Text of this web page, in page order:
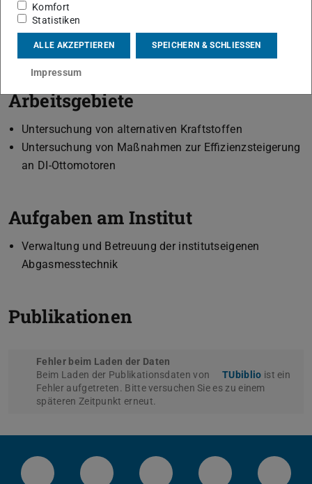
Mitarbeiter am Institut für Verbrennungskraftmaschinen
und Fahrzeugantriebe seit Januar 2019.
Arbeitsgebiete
Untersuchung von alternativen Kraftstoffen
Untersuchung von Maßnahmen zur Effizienzsteigerung
an DI-Ottomotoren
Aufgaben am Institut
Verwaltung und Betreuung der institutseigenen
Abgasmesstechnik
Publikationen
Fehler beim Laden der Daten
Beim Laden der Publikationsdaten von
TUbiblio ist ein
Fehler aufgetreten. Bitte versuchen Sie es zu einem
späteren Zeitpunkt erneut.
Komfort
Statistiken
ALLE AKZEPTIEREN SPEICHERN & SCHLIESSEN
Impressum